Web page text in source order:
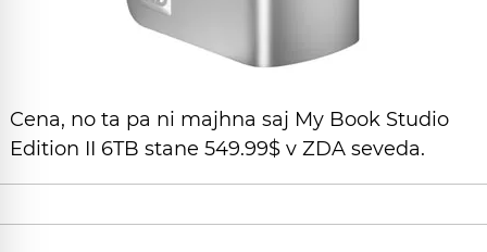
Cena, no ta pa ni majhna saj My Book Studio
Edition II 6TB stane 549.99$ v ZDA seveda.